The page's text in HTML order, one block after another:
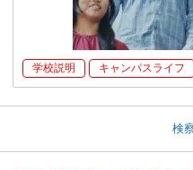
学校説明 キャンパスライフ
検